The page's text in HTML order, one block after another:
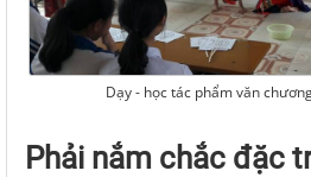
Dạy - học tác phẩm văn
Phải nắm chắc đặc